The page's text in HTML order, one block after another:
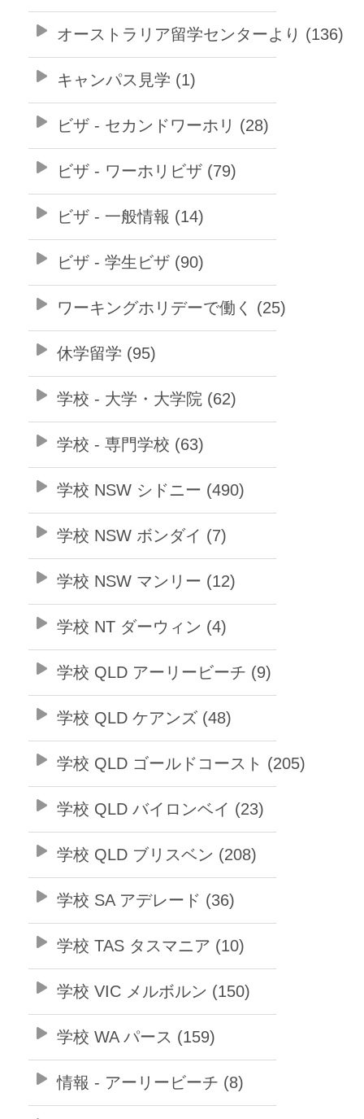
オーストラリア留学センターより (136)
キャンパス見学 (1)
ビザ - セカンドワーホリ (28)
ビザ - ワーホリビザ (79)
ビザ - 一般情報 (14)
ビザ - 学生ビザ (90)
ワーキングホリデーで働く (25)
休学留学 (95)
学校 - 大学・大学院 (62)
学校 - 専門学校 (63)
学校 NSW シドニー (490)
学校 NSW ボンダイ (7)
学校 NSW マンリー (12)
学校 NT ダーウィン (4)
学校 QLD アーリービーチ (9)
学校 QLD ケアンズ (48)
学校 QLD ゴールドコースト (205)
学校 QLD バイロンベイ (23)
学校 QLD ブリスベン (208)
学校 SA アデレード (36)
学校 TAS タスマニア (10)
学校 VIC メルボルン (150)
学校 WA パース (159)
情報 - アーリービーチ (8)